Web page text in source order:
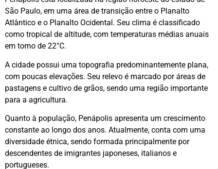
São Paulo, em uma área de transição entre o Planalto
Atlântico e o Planalto Ocidental. Seu clima é classificado
como tropical de altitude, com temperaturas médias anuais
em torno de 22°C.
A cidade possui uma topografia predominantemente plana,
com poucas elevações. Seu relevo é marcado por áreas de
pastagens e cultivo de grãos, sendo uma região importante
para a agricultura.
Quanto à população, Penápolis apresenta um crescimento
constante ao longo dos anos. Atualmente, conta com uma
diversidade étnica, sendo formada principalmente por
descendentes de imigrantes japoneses, italianos e
portugueses.